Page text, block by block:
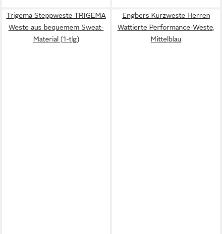
Trigema Steppweste TRIGEMA
Weste aus bequemem Sweat-
Material (1-tlg)
Engbers Kurzweste Herren
Wattierte Performance-Weste,
Mittelblau